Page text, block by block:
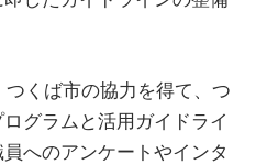
くば市の協力を得て、つ
グラムと活用ガイドライ
へのアンケートやインタ